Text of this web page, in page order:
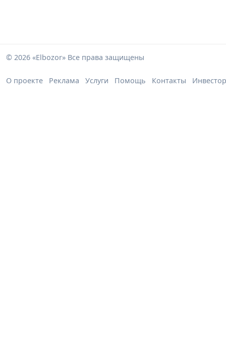
© 2026 «Elbozor» Все права защищены
О проекте Реклама Услуги Помощь Контакты